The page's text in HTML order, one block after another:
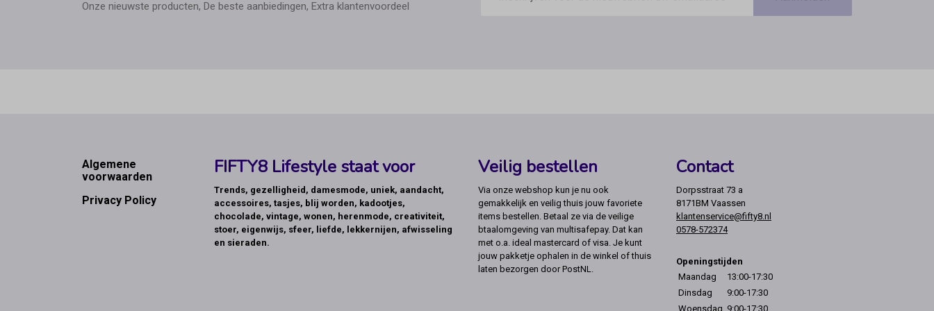
Onze nieuwste producten, De beste aanbiedingen, Extra klantenvoordeel
Footer
Algemene
voorwaarden
Privacy Policy
FIFTY8 Lifestyle staat voor
Trends, gezelligheid, damesmode, uniek, aandacht,
accessoires, tasjes, blij worden, kadootjes,
chocolade, vintage, wonen, herenmode, creativiteit,
stoer, eigenwijs, sfeer, liefde, lekkernijen, afwisseling
en sieraden.
Veilig bestellen
Via onze webshop kun je nu ook
gemakkelijk en veilig thuis jouw favoriete
items bestellen. Betaal ze via de veilige
btaalomgeving van multisafepay. Dat kan
met o.a. ideal mastercard of visa. Je kunt
jouw pakketje ophalen in de winkel of thuis
laten bezorgen door PostNL.
Contact
Dorpsstraat 73 a
8171BM Vaassen
klantenservice@fifty8.nl
0578-572374
Openingstijden
Maandag
13:00-17:30
Dinsdag
9:00-17:30
Woensdag 9:00-17:30